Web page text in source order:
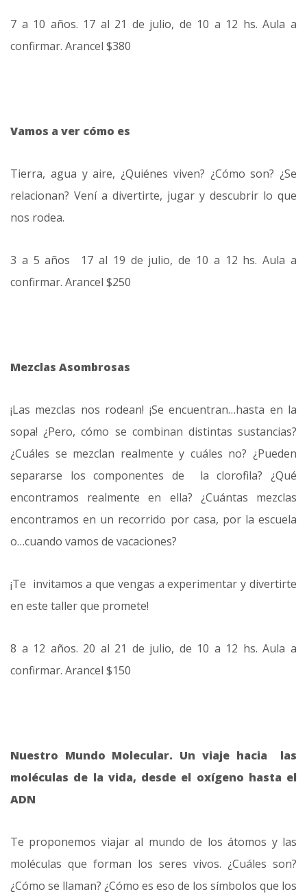
7 a 10 años. 17 al 21 de julio, de 10 a 12 hs. Aula a
confirmar. Arancel $380
Vamos a ver cómo es
Tierra, agua y aire, ¿Quiénes viven? ¿Cómo son? ¿Se
relacionan? Vení a divertirte, jugar y descubrir lo que
nos rodea.
3 a 5 años 17 al 19 de julio, de 10 a 12 hs. Aula a
confirmar. Arancel $250
Mezclas Asombrosas
¡Las mezclas nos rodean! ¡Se encuentran…hasta en la
sopa! ¿Pero, cómo se combinan distintas sustancias?
¿Cuáles se mezclan realmente y cuáles no? ¿Pueden
separarse los componentes de la clorofila? ¿Qué
encontramos realmente en ella? ¿Cuántas mezclas
encontramos en un recorrido por casa, por la escuela
o…cuando vamos de vacaciones?
¡Te invitamos a que vengas a experimentar y divertirte
en este taller que promete!
8 a 12 años. 20 al 21 de julio, de 10 a 12 hs. Aula a
confirmar. Arancel $150
Nuestro Mundo Molecular. Un viaje hacia las
moléculas de la vida, desde el oxígeno hasta el
ADN
Te proponemos viajar al mundo de los átomos y las
moléculas que forman los seres vivos. ¿Cuáles son?
¿Cómo se llaman? ¿Cómo es eso de los símbolos que los